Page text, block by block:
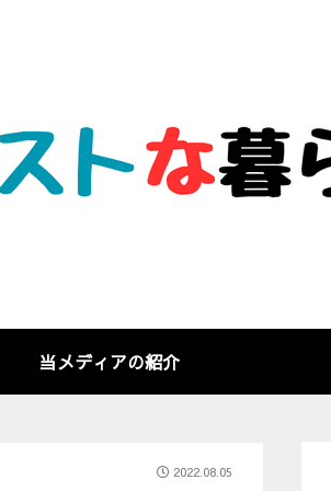
当メディアの紹介
2022.08.05